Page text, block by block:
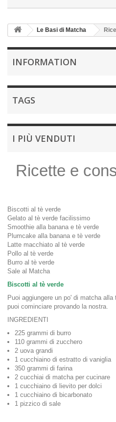
Le Basi di Matcha
INFORMATION
TAGS
I PIÙ VENDUTI
Ricette e
Biscotti al tè verde
Gelato al tè verde facilissimo
Smoothie alla banana e tè verde
Plumcake alla banana e tè verde
Latte macchiato al tè verde
Pollo al tè verde
Burro al tè verde
Sale al Matcha
Biscotti al tè verde
Puoi aggiungere un po' di matcha
puoi cominciare provando la nostra.
INGREDIENTI
225 grammi di burro
110 grammi di zucchero
2 uova grandi
1 cucchiaino di estratto di vaniglia
350 grammi di farina
2 cucchiai di matcha per cucinare
1 cucchiaino di lievito per dolci
1 cucchiaino di bicarbonato
1 pizzico di sale